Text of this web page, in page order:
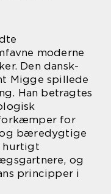
moderne
Den dansk-
Migge spillede
Han betragtes
for
bæredygtige
hurtigt
og
principper i